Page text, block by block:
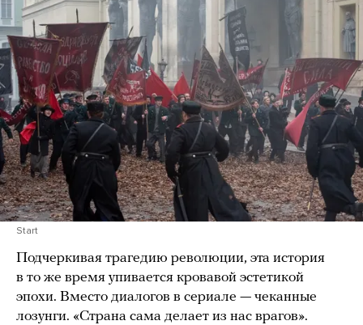
Start
Подчеркивая трагедию революции, эта история
в то же время упивается кровавой эстетикой
эпохи. Вместо диалогов в сериале — чеканные
лозунги. «Страна сама делает из нас врагов».